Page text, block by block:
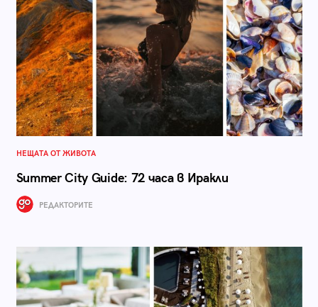
НЕЩАТА ОТ ЖИВОТА
Summer City Guide: 72 часа в Иракли
РЕДАКТОРИТЕ